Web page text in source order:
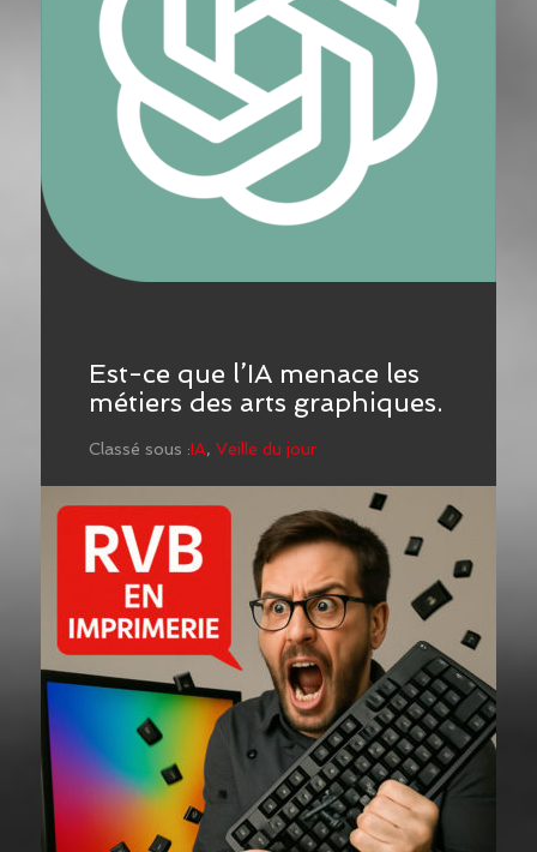
Est-ce que l’IA menace les
métiers des arts graphiques.
Classé sous :IA, Veille du jour